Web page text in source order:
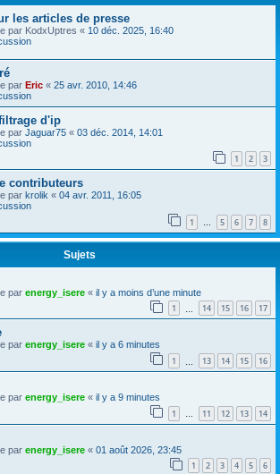
les articles de presse
par KodxUptres « 10 déc. 2025, 16:40
par Eric « 25 avr. 2010, 14:46
d'ip
par Jaguar75 « 03 déc. 2014, 14:01
1 2 3
contributeurs
par krolik « 04 avr. 2011, 16:05
1 … 5 6 7 8
Sujets
par energy_isere « il y a moins d’une minute
1 14 15 16 17
par energy_isere « il y a 6 minutes
1 13 14 15 16
par energy_isere « il y a 9 minutes
1 … 11 12 13 14
par energy_isere « 01 août 2026, 23:45
1 2 3 4 5 6